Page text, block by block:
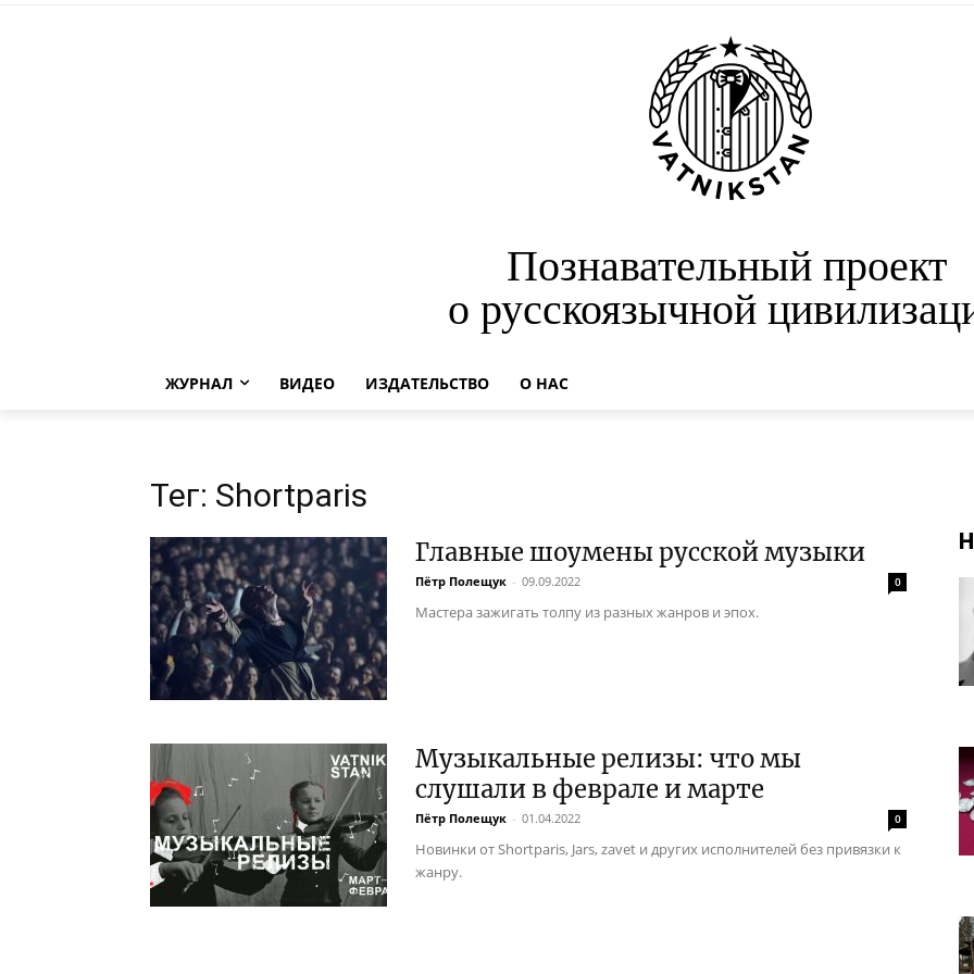
Познавательный проект
о русскоязычной
ЖУРНАЛ ВИДЕО ИЗДАТЕЛЬСТВО О НАС
Тег: Shortparis
Главные шоумены русской музыки
Пётр Полещук - 09.09.2022 0
Мастера зажигать толпу из разных жанров и эпох.
Музыкальные релизы: что мы
слушали в феврале и марте
Пётр Полещук - 01.04.2022 0
Новинки от Shortparis, Jars, zavet и других исполнителей без привязки к
жанру.